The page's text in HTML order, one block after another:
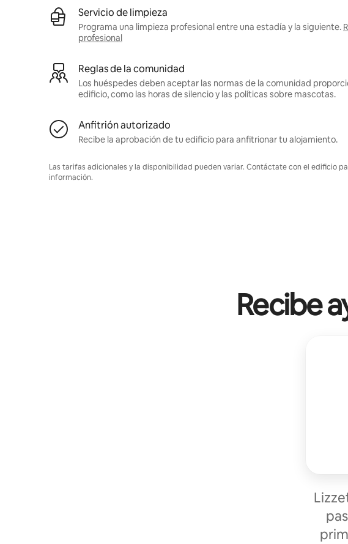
Servicio de limpieza
Programa una limpieza profesional entre una estadía y la siguiente.
profesional
Reglas de la comunidad
Los huéspedes deben aceptar las normas de la comunidad
edificio, como las horas de silencio y las políticas sobre mascotas.
Anfitrión autorizado
Recibe la aprobación de tu edificio para anfitrionar tu alojamiento.
Las tarifas adicionales y la disponibilidad pueden variar. Contáctate con el edificio
información.
Recibe